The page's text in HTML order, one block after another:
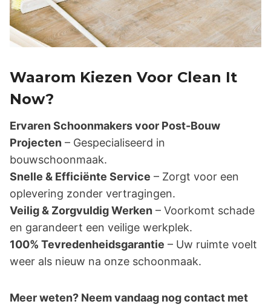
Waarom Kiezen Voor Clean It
Now?
Ervaren Schoonmakers voor Post-Bouw
Projecten – Gespecialiseerd in
bouwschoonmaak.
Snelle & Efficiënte Service – Zorgt voor een
oplevering zonder vertragingen.
Veilig & Zorgvuldig Werken – Voorkomt schade
en garandeert een veilige werkplek.
100% Tevredenheidsgarantie – Uw ruimte voelt
weer als nieuw na onze schoonmaak.
Meer weten? Neem vandaag nog contact met